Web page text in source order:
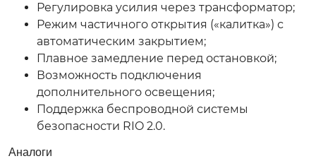
Регулировка усилия через трансформатор;
Режим частичного открытия («калитка») с
автоматическим закрытием;
Плавное замедление перед остановкой;
Возможность подключения
дополнительного освещения;
Поддержка беспроводной системы
безопасности RIO 2.0.
Аналоги